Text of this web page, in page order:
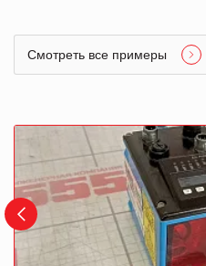
Смотреть все примеры